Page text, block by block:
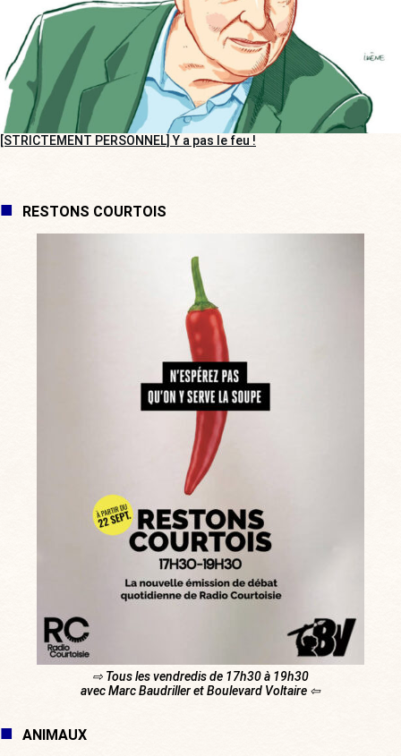
[STRICTEMENT PERSONNEL] Y a pas le feu !
RESTONS COURTOIS
⇨ Tous les vendredis de 17h30 à 19h30
avec Marc Baudriller et Boulevard Voltaire ⇦
ANIMAUX